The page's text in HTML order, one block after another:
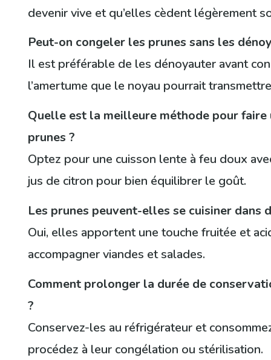
devenir vive et qu’elles cèdent légèrement
Peut-on congeler les prunes sans les
Il est préférable de les dénoyauter avant
l’amertume que le noyau pourrait
Quelle est la meilleure méthode pour faire
prunes ?
Optez pour une cuisson lente à feu doux
jus de citron pour bien équilibrer le goût.
Les prunes peuvent-elles se cuisiner dans
Oui, elles apportent une touche fruitée et
accompagner viandes et salades.
Comment prolonger la durée de
?
Conservez-les au réfrigérateur et
procédez à leur congélation ou stérilisation.